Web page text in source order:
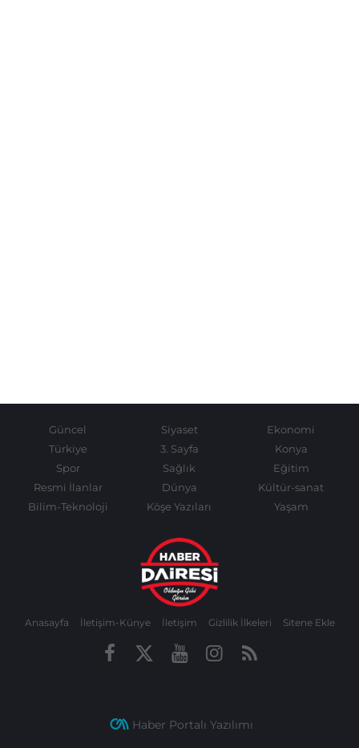
Güncel Siyaset
Ekonomi
Türkiye
3. Sayfa
Konya
Spor
Sağlık
Eğitim
Resmi İlanlar
Dünya
Kültür-sanat
Bilim-Teknoloji
Köşe Yazıları Yaşam
Anasayfa İletişim-Künye İletişim Gizlilik İlkeleri Sitene Ekle
Haber Portalı Yazılımı